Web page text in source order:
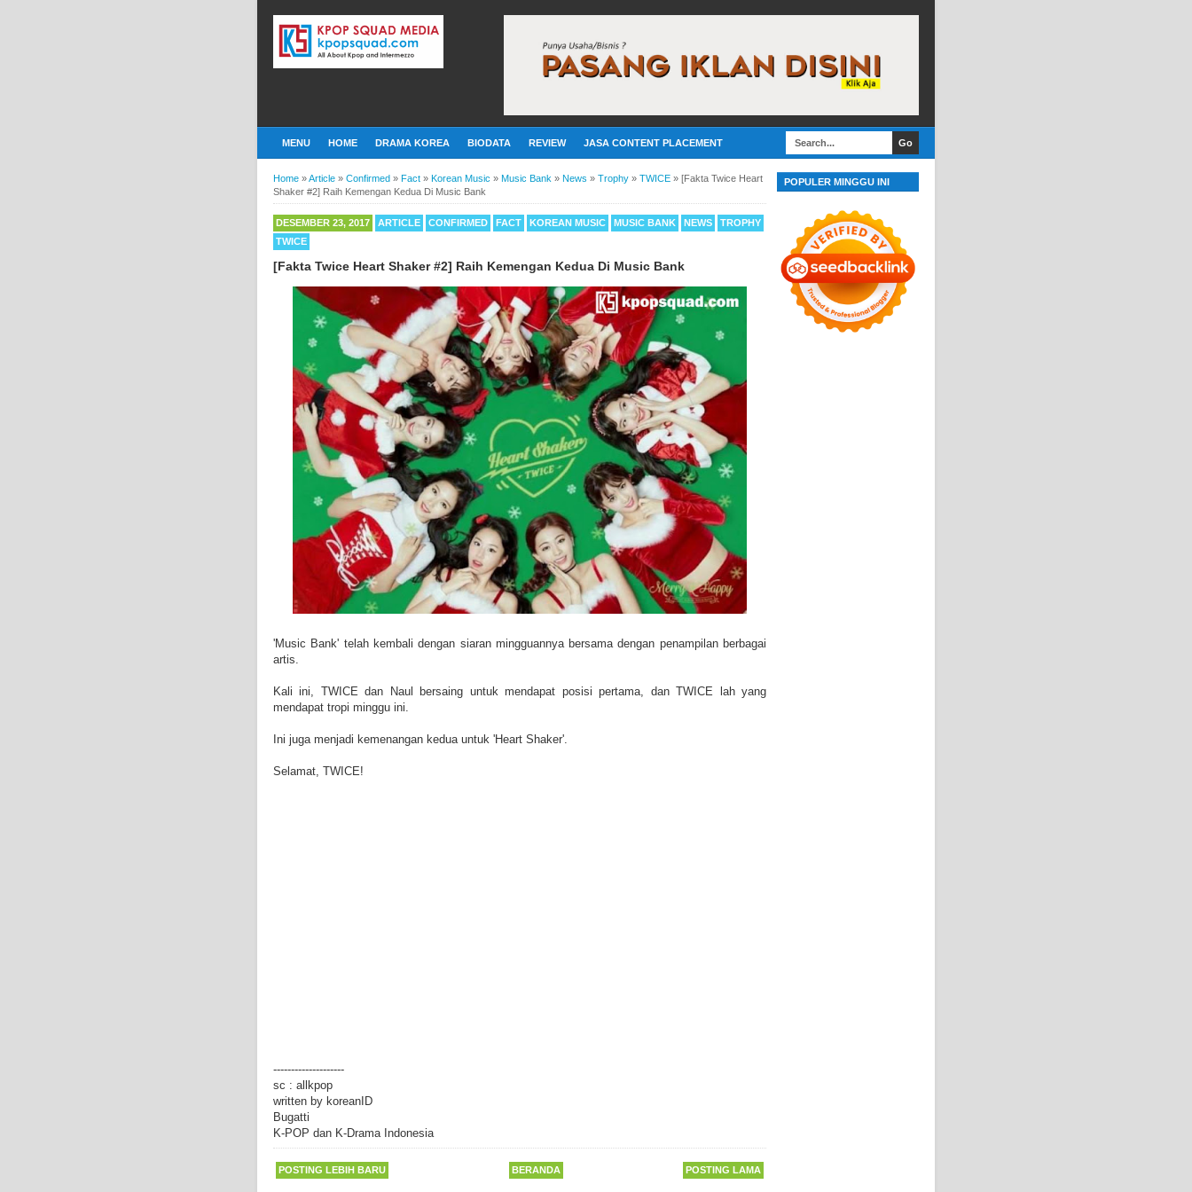
MENU HOME DRAMA KOREA BIODATA REVIEW JASA CONTENT PLACEMENT
Home »Article » Confirmed » Fact » Korean Music » Music Bank » News » Trophy » TWICE » [Fakta Twice Heart
Shaker #2] Raih Kemengan Kedua Di Music Bank
DESEMBER 23, 2017 ARTICLE CONFIRMED FACT KOREAN MUSIC MUSIC BANK NEWS
TROPHY
TWICE
[Fakta Twice Heart Shaker #2] Raih Kemengan Kedua Di Music Bank
'Music Bank' telah kembali dengan siaran mingguannya bersama dengan penampilan berbagai
artis.
Kali ini, TWICE dan Naul bersaing untuk mendapat posisi pertama, dan TWICE lah yang
mendapat tropi minggu ini.
Ini juga menjadi kemenangan kedua untuk 'Heart Shaker'.
Selamat, TWICE!
--------------------
sc : allkpop
written by koreanID
Bugatti
K-POP dan K-Drama Indonesia
POSTING LEBIH BARU POSTING LAMA
BERANDA
POPULER MINGGU INI